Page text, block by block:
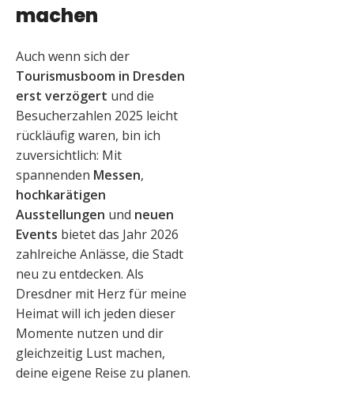
machen
Auch wenn sich der
Tourismusboom in Dresden
erst verzögert und die
Besucherzahlen 2025 leicht
rückläufig waren, bin ich
zuversichtlich: Mit
spannenden Messen,
hochkarätigen
Ausstellungen und neuen
Events bietet das Jahr 2026
zahlreiche Anlässe, die Stadt
neu zu entdecken. Als
Dresdner mit Herz für meine
Heimat will ich jeden dieser
Momente nutzen und dir
gleichzeitig Lust machen,
deine eigene Reise zu planen.